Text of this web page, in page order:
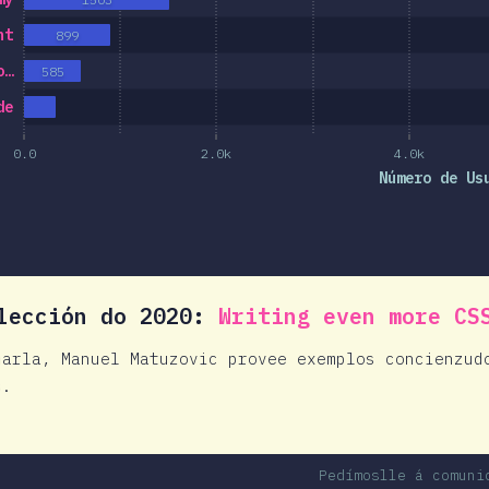
0.0 2.0k 4.0k
Número de
585
899
do 2020: Writing even more
Manuel Matuzovic provee exemplos
Pedímoslle á